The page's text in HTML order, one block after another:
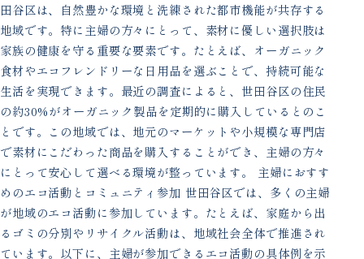
田谷区は、自然豊かな環境と洗練された都市機能が共存する
地域です。特に主婦の方々にとって、素材に優しい選択肢は
家族の健康を守る重要な要素です。たとえば、オーガニック
食材やエコフレンドリーな日用品を選ぶことで、持続可能な
生活を実現できます。最近の調査によると、世田谷区の住民
の約30%がオーガニック製品を定期的に購入しているとのこ
とです。この地域では、地元のマーケットや小規模な専門店
で素材にこだわった商品を購入することができ、主婦の方々
にとって安心して選べる環境が整っています。 主婦におすす
めのエコ活動とコミュニティ参加 世田谷区では、多くの主婦
が地域のエコ活動に参加しています。たとえば、家庭から出
るゴミの分別やリサイクル活動は、地域社会全体で推進され
ています。以下に、主婦が参加できるエコ活動の具体例を示